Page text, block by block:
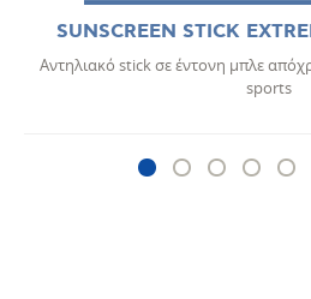
SUNSCREEN STICK
Αντηλιακό stick σε έντονη μπλε
sports